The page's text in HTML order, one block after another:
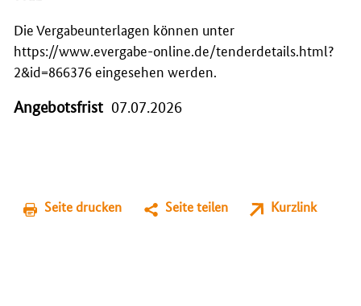
Die Vergabeunterlagen können unter
https://www.evergabe-online.de/tenderdetails.html?
2&id=866376 eingesehen werden.
Angebotsfrist 07.07.2026
Seite drucken Seite teilen Kurzlink